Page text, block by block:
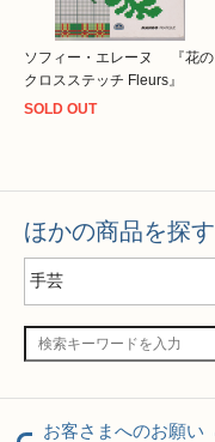
ソフィー・エレーヌ 『花の
クロスステッチ Fleurs』
SOLD OUT
ほかの商品を探す
お客さまへのお願い